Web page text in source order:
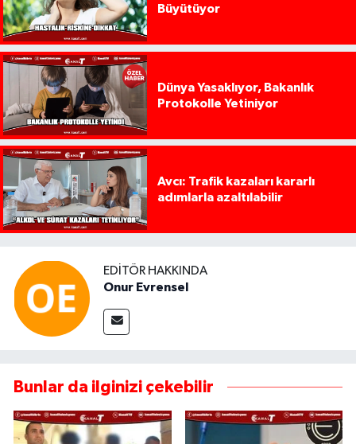
Büyütüyor
Dünya Yasaklıyor, Bakanlık
Protokolle Yetiniyor
Avcı: Trafik kazaları kararlı
adımlarla azaltılabilir
EDITÖR HAKKINDA
Onur Evrensel
Bunlar da ilginizi çekebilir